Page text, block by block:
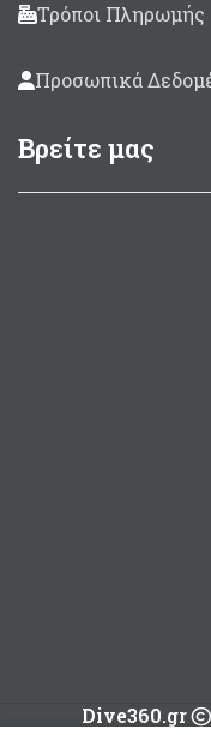
Τρόποι Πληρωμής
Προσωπικά
Βρείτε μας
Dive360.gr